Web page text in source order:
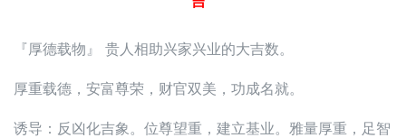
『厚德载物』 贵人相助兴家兴业的大吉数。
厚重载德，安富尊荣，财官双美，功成名就。
诱导：反凶化吉象。位尊望重，建立基业。雅量厚重，足智